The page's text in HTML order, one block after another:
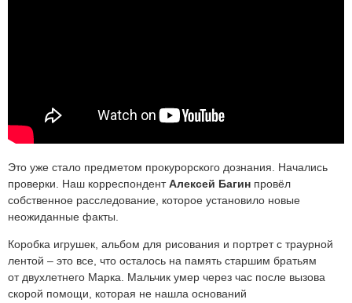
Это уже стало предметом прокурорского дознания. Начались
проверки. Наш корреспондентАлексей Багин провёл
собственное расследование, которое установило новые
неожиданные факты.
Коробка игрушек, альбом для рисования и портрет с траурной
лентой – это все, что осталось на память старшим братьям
от двухлетнего Марка. Мальчик умер через час после вызова
скорой помощи, которая не нашла оснований